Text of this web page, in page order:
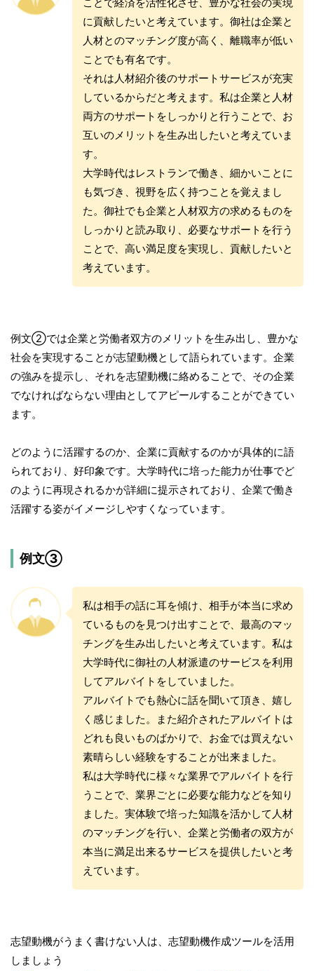
に貢献したいと考えています。御社は企業と
人材とのマッチング度が高く、離職率が低い
ことでも有名です。
それは人材紹介後のサポートサービスが充実
しているからだと考えます。私は企業と人材
両方のサポートをしっかりと行うことで、お
互いのメリットを生み出したいと考えていま
す。
大学時代はレストランで働き、細かいことに
も気づき、視野を広く持つことを覚えまし
た。御社でも企業と人材双方の求めるものを
しっかりと読み取り、必要なサポートを行う
ことで、高い満足度を実現し、貢献したいと
考えています。
例文②では企業と労働者双方のメリットを生み出し、豊かな
社会を実現することが志望動機として語られています。企業
の強みを提示し、それを志望動機に絡めることで、その企業
でなければならない理由としてアピールすることができてい
ます。
どのように活躍するのか、企業に貢献するのかが具体的に語
られており、好印象です。大学時代に培った能力が仕事でど
のように再現されるかが詳細に提示されており、企業で働き
活躍する姿がイメージしやすくなっています。
例文③
私は相手の話に耳を傾け、相手が本当に求め
ているものを見つけ出すことで、最高のマッ
チングを生み出したいと考えています。私は
大学時代に御社の人材派遣のサービスを利用
してアルバイトをしていました。
アルバイトでも熱心に話を聞いて頂き、嬉し
く感じました。また紹介されたアルバイトは
どれも良いものばかりで、お金では買えない
素晴らしい経験をすることが出来ました。
私は大学時代に様々な業界でアルバイトを行
うことで、業界ごとに必要な能力などを知り
ました。実体験で培った知識を活かして人材
のマッチングを行い、企業と労働者の双方が
本当に満足出来るサービスを提供したいと考
えています。
志望動機がうまく書けない人は、志望動機作成ツールを活用
しましょう